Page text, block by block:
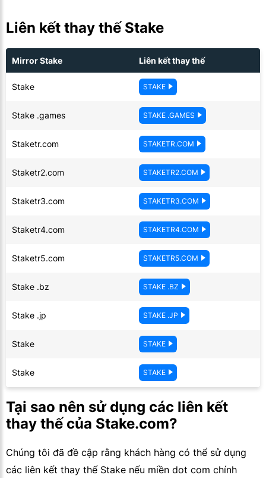
Liên kết thay thế Stake
Mirror Stake Liên kết thay thế
Stake STAKE
Stake .games STAKE .GAMES
Staketr.com STAKETR.COM
Staketr2.com STAKETR2.COM
Staketr3.com STAKETR3.COM
Staketr4.com STAKETR4.COM
Staketr5.com STAKETR5.COM
Stake .bz STAKE .BZ
Stake .jp STAKE .JP
Stake STAKE
Stake STAKE
Tại sao nên sử dụng các liên kết
thay thế của Stake.com?
Chúng tôi đã đề cập rằng khách hàng có thể sử dụng
các liên kết thay thế Stake nếu miền dot com chính